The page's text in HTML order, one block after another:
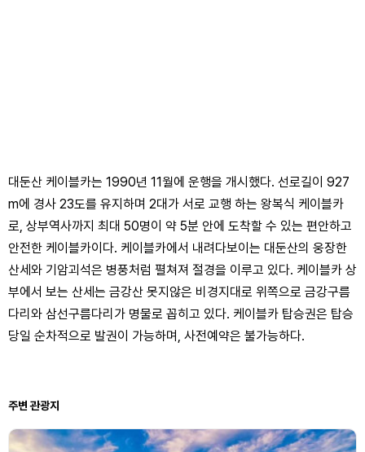
대둔산 케이블카는 1990년 11월에 운행을 개시했다. 선로길이 927
m에 경사 23도를 유지하며 2대가 서로 교행 하는 왕복식 케이블카
로, 상부역사까지 최대 50명이 약 5분 안에 도착할 수 있는 편안하고
안전한 케이블카이다. 케이블카에서 내려다보이는 대둔산의 웅장한
산세와 기암괴석은 병풍처럼 펼쳐져 절경을 이루고 있다. 케이블카 상
부에서 보는 산세는 금강산 못지않은 비경지대로 위쪽으로 금강구름
다리와 삼선구름다리가 명물로 꼽히고 있다. 케이블카 탑승권은 탑승
당일 순차적으로 발권이 가능하며, 사전예약은 불가능하다.
주변 관광지